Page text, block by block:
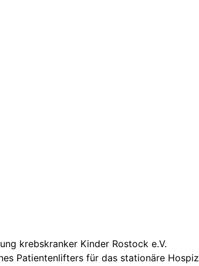
krebskranker Kinder Rostock e.V.
Patientenlifters für das stationäre Hospiz